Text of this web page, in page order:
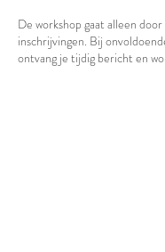
De workshop gaat alleen
inschrijvingen. Bij
ontvang je tijdig bericht en